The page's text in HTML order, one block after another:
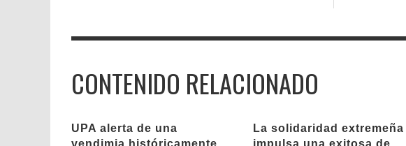
CONTENIDO RELACIONADO
UPA alerta de una
vendimia históricamente
La solidaridad extremeña
impulsa una exitosa de